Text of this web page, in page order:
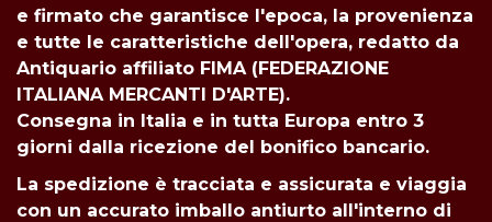
e firmato che garantisce l'epoca, la provenienza
e tutte le caratteristiche dell'opera, redatto da
Antiquario affiliato FIMA (FEDERAZIONE
ITALIANA MERCANTI D'ARTE).
Consegna in Italia e in tutta Europa entro 3
giorni dalla ricezione del bonifico bancario.
La spedizione è tracciata e assicurata e viaggia
con un accurato imballo antiurto all'interno di